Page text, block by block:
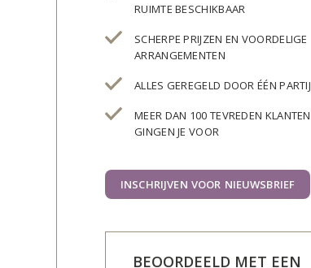
RUIMTE BESCHIKBAAR
SCHERPE PRIJZEN EN VOORDELIGE
ARRANGEMENTEN
ALLES GEREGELD DOOR ÉÉN PARTIJ
MEER DAN 100 TEVREDEN KLANTEN
GINGEN JE VOOR
INSCHRIJVEN VOOR NIEUWSBRIEF
BEOORDEELD MET EEN